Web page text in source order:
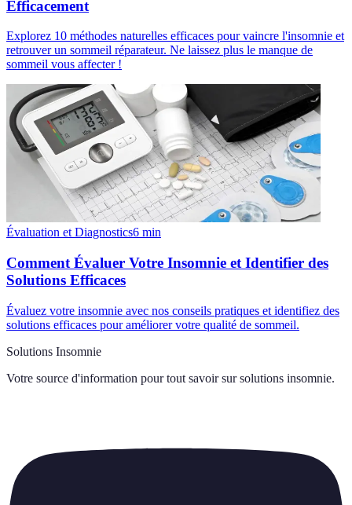
Efficacement
Explorez 10 méthodes naturelles efficaces pour vaincre l'insomnie et
retrouver un sommeil réparateur. Ne laissez plus le manque de
sommeil vous affecter !
Évaluation et Diagnostics6 min
Comment Évaluer Votre Insomnie et Identifier des
Solutions Efficaces
Évaluez votre insomnie avec nos conseils pratiques et identifiez des
solutions efficaces pour améliorer votre qualité de sommeil.
Solutions Insomnie
Votre source d'information pour tout savoir sur solutions insomnie.